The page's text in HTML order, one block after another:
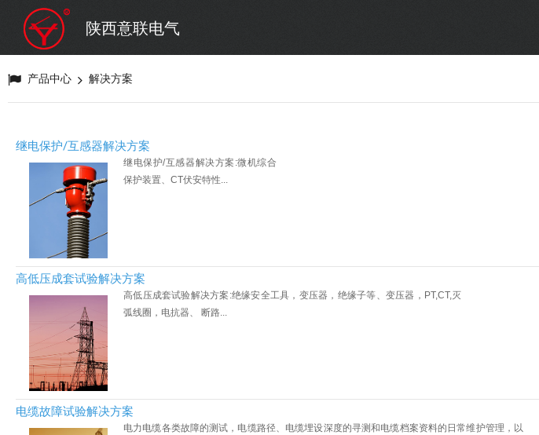
意联新品推荐
陕西意联电气
产品中心 解决方案
继电保护/互感器解决方案
继电保护/互感器解决方案:微机综合
保护装置、CT伏安特性...
高低压成套试验解决方案
高低压成套试验解决方案:绝缘安全工具，变压器，绝缘子等、变压器，PT,CT,灭
弧线圈，电抗器、 断路...
电缆故障试验解决方案
电力电缆各类故障的测试，电缆路径、电缆埋设深度的寻测和电缆档案资料的日常维护管理，以